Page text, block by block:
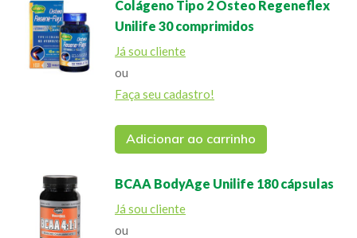
Colágeno Tipo 2 Osteo Regeneflex
Unilife 30 comprimidos
Já sou cliente
ou
Faça seu cadastro!
Adicionar ao carrinho
BCAA BodyAge Unilife 180 cápsulas
Já sou cliente
ou